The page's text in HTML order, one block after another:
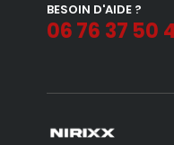
BESOIN D'AIDE ?
06 76 37 50